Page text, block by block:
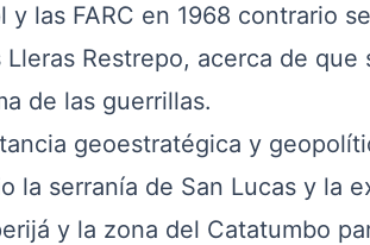
las FARC en 1968 contrario
Restrepo, acerca de que
de las guerrillas.
geoestratégica y
la serranía de San Lucas y la
y la zona del Catatumbo